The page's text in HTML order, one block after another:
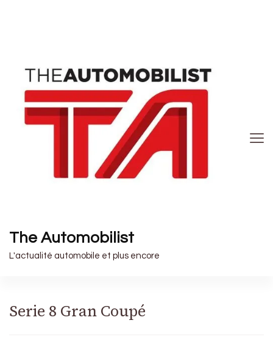
The Automobilist
L'actualité automobile et plus encore
Serie 8 Gran Coupé